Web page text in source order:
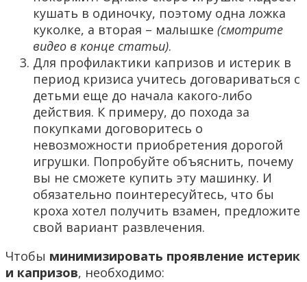
кушать в одиночку, поэтому одна ложка
куколке, а вторая – малышке (смотрите
видео в конце статьи).
Для профилактики капризов и истерик в
период кризиса учитесь договариваться с
детьми еще до начала какого-либо
действия. К примеру, до похода за
покупками договоритесь о
невозможности приобретения дорогой
игрушки. Попробуйте объяснить, почему
вы не сможете купить эту машинку. И
обязательно поинтересуйтесь, что бы
кроха хотел получить взамен, предложите
свой вариант развлечения.
Чтобы минимизировать проявление истерик
и капризов, необходимо: